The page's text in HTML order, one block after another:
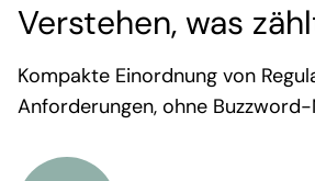
Verstehen, was
Kompakte Einordnung von
Anforderungen, ohne Buzzword-